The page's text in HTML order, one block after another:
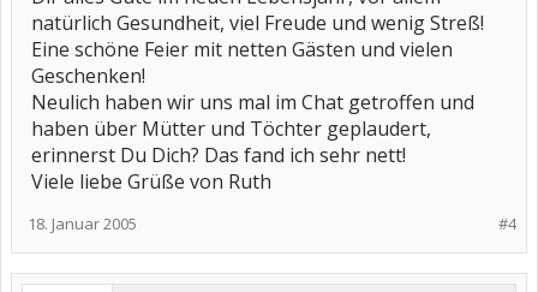
natürlich Gesundheit, viel Freude und wenig Streß!
Eine schöne Feier mit netten Gästen und vielen
Geschenken!
Neulich haben wir uns mal im Chat getroffen und
haben über Mütter und Töchter geplaudert,
erinnerst Du Dich? Das fand ich sehr nett!
Viele liebe Grüße von Ruth
#4
18. Januar 2005